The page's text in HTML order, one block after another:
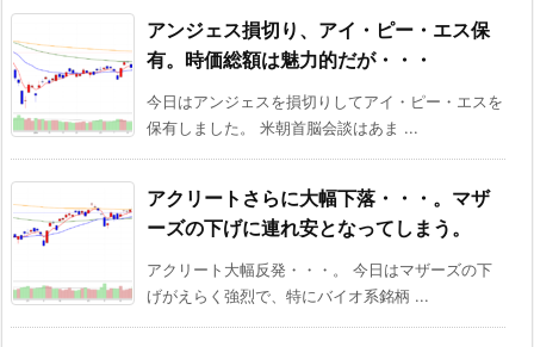
アンジェス損切り、アイ・ピー・エス保
有。時価総額は魅力的だが・・・
今日はアンジェスを損切りしてアイ・ピー・エスを
保有しました。 米朝首脳会談はあま ...
アクリートさらに大幅下落・・・。マザ
ーズの下げに連れ安となってしまう。
アクリート大幅反発・・・。 今日はマザーズの下
げがえらく強烈で、特にバイオ系銘柄 ...